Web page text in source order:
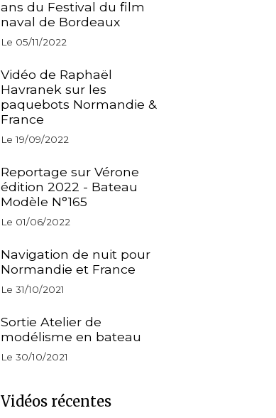
ans du Festival du film
naval de Bordeaux
Le 05/11/2022
Vidéo de Raphaël
Havranek sur les
paquebots Normandie &
France
Le 19/09/2022
Reportage sur Vérone
édition 2022 - Bateau
Modèle N°165
Le 01/06/2022
Navigation de nuit pour
Normandie et France
Le 31/10/2021
Sortie Atelier de
modélisme en bateau
Le 30/10/2021
Vidéos récentes